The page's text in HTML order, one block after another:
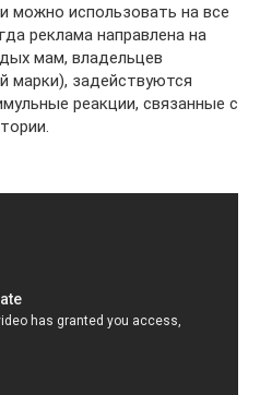
можно использовать на все
реклама направлена на
мам, владельцев
марки), задействуются
реакции, связанные с